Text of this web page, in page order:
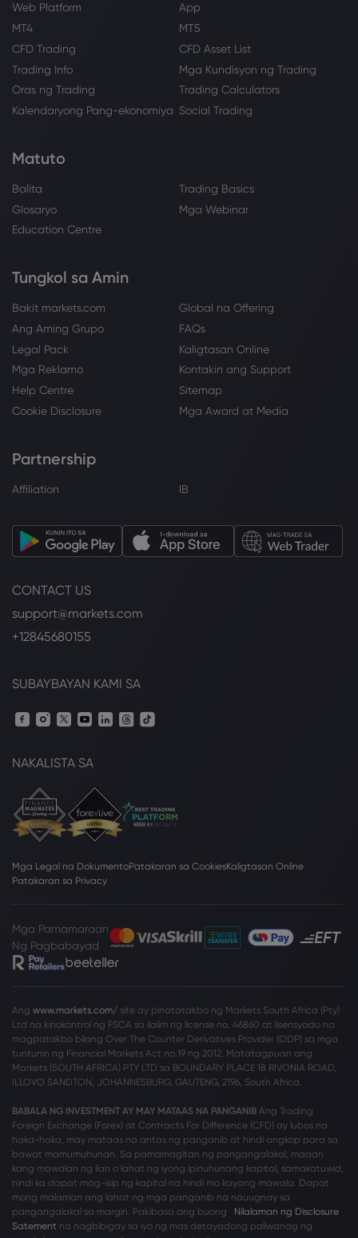
Web Platform
App
MT4
MT5
CFD Trading
CFD Asset List
Trading Info
Mga Kundisyon ng Trading
Oras ng Trading
Trading Calculators
Kalendaryong Pang-ekonomiya Social Trading
Matuto
Balita
Trading Basics
Glosaryo
Mga Webinar
Education Centre
Tungkol sa Amin
Bakit markets.com
Global na Offering
Ang Aming Grupo
FAQs
Legal Pack
Kaligtasan Online
Mga Reklamo
Kontakin ang Support
Help Centre
Sitemap
Cookie Disclosure
Mga Award at Media
Partnership
Affiliation IB
CONTACT US
support@markets.com
+12845680155
SUBAYBAYAN KAMI SA
NAKALISTA SA
Mga Legal na DokumentoPatakaran sa CookiesKaligtasan Online
Patakaran sa Privacy
Mga Pamamaraan
Ng Pagbabayad
Ang www.markets.com/ site ay pinatatakbo ng Markets South Africa (Pty)
Ltd na kinokontrol ng FSCA sa ilalim ng license no. 46860 at lisensyado na
magpatakbo bilang Over The Counter Derivatives Provider (ODP) sa mga
tuntunin ng Financial Markets Act no.19 ng 2012. Matatagpuan ang
Markets (SOUTH AFRICA) PTY LTD sa BOUNDARY PLACE 18 RIVONIA ROAD,
ILLOVO SANDTON, JOHANNESBURG, GAUTENG, 2196, South Africa.
BABALA NG INVESTMENT AY MAY MATAAS NA PANGANIB Ang Trading
Foreign Exchange (Forex) at Contracts For Difference (CFD) ay lubos na
haka-haka, may mataas na antas ng panganib at hindi angkop para sa
bawat mamumuhunan. Sa pamamagitan ng pangangalakal, maaari
kang mawalan ng ilan o lahat ng iyong ipinuhunang kapital, samakatuwid,
hindi ka dapat mag-isip ng kapital na hindi mo kayang mawala. Dapat
mong malaman ang lahat ng mga panganib na nauugnay sa
pangangalakal sa margin. Pakibasa ang buong
Nilalaman ng Disclosure
Satement na nagbibigay sa iyo ng mas detayadong paliwanag ng